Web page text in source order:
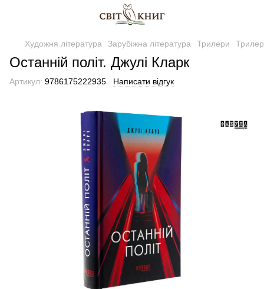
Художня література Зарубіжна література Трилери
Останній політ. Джулі Кларк
Артикул: 9786175222935 Написати відгук